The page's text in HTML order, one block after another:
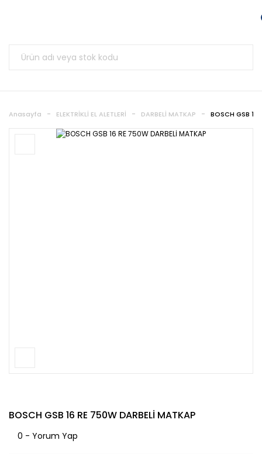
Anasayfa ELEKTRİKLİ EL ALETLERİ DARBELİ MATKAP BOSCH GSB 16
BOSCH GSB 16 RE 750W DARBELİ MATKAP
0 - Yorum Yap